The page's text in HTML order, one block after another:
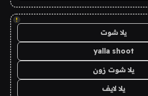
!
يلا شوت
yalla shoot
يلا شوت زون
يلا لايف